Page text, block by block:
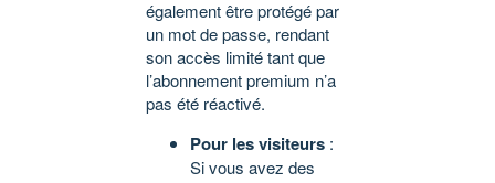
également être protégé par
un mot de passe, rendant
son accès limité tant que
l’abonnement premium n’a
pas été réactivé.
Pour les visiteurs :
Si vous avez des